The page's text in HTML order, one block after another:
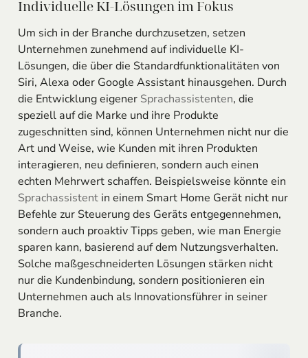
Individuelle KI-Lösungen im Fokus
Um sich in der Branche durchzusetzen, setzen
Unternehmen zunehmend auf individuelle KI-
Lösungen, die über die Standardfunktionalitäten von
Siri, Alexa oder Google Assistant hinausgehen. Durch
die Entwicklung eigener Sprachassistenten, die
speziell auf die Marke und ihre Produkte
zugeschnitten sind, können Unternehmen nicht nur die
Art und Weise, wie Kunden mit ihren Produkten
interagieren, neu definieren, sondern auch einen
echten Mehrwert schaffen. Beispielsweise könnte ein
Sprachassistentin einem Smart Home Gerät nicht nur
Befehle zur Steuerung des Geräts entgegennehmen,
sondern auch proaktiv Tipps geben, wie man Energie
sparen kann, basierend auf dem Nutzungsverhalten.
Solche maßgeschneiderten Lösungen stärken nicht
nur die Kundenbindung, sondern positionieren ein
Unternehmen auch als Innovationsführer in seiner
Branche.